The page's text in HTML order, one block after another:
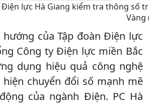
Điện lực Hà Giang kiểm tra thông số
Vàng
của Tập đoàn Ðiện lực
Công ty Ðiện lực miền Bắc
dụng hiệu quả công nghệ
chuyển đổi số mạnh mẽ
của ngành Điện. PC Hà